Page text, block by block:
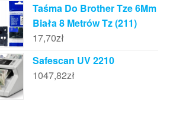
Taśma Do Brother Tze 6Mm
Biała 8 Metrów Tz (211)
17,70zł
Safescan UV 2210
1047,82zł